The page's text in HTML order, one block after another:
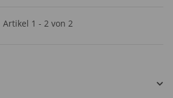
Artikel 1 - 2 von 2